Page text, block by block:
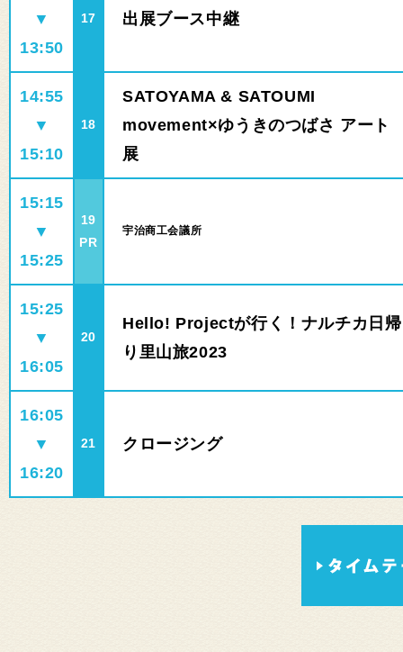
▼
13:50
17 出展ブース中継
14:55
▼
15:10
18
SATOYAMA & SATOUMI
movement×ゆうきのつばさ アート
展
15:15
▼
15:25
19
PR
宇治商工会議所
15:25
▼
16:05
20
Hello! Projectが行く！ナルチカ日帰
り里山旅2023
16:05
▼
16:20
21 クロージング